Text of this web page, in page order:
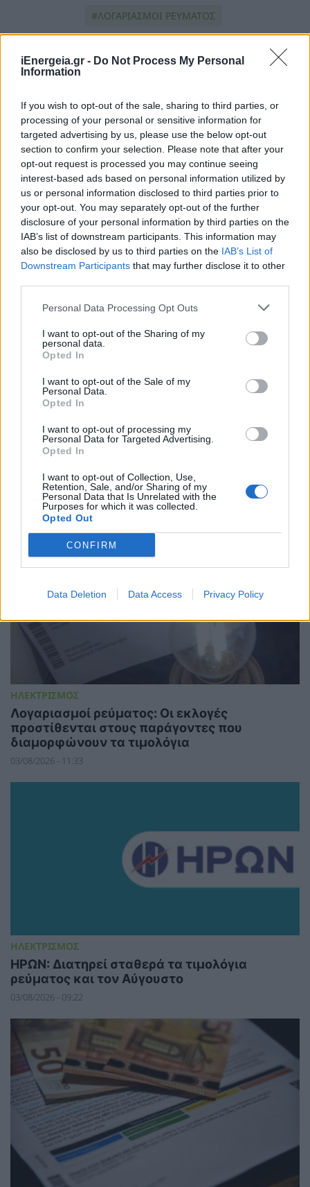
iEnergeia.gr - Do Not Process My Personal
Information
If you wish to opt-out of the sale, sharing to third parties, or
processing of your personal or sensitive information for
targeted advertising by us, please use the below opt-out
section to confirm your selection. Please note that after your
opt-out request is processed you may continue seeing
interest-based ads based on personal information utilized by
us or personal information disclosed to third parties prior to
your opt-out. You may separately opt-out of the further
disclosure of your personal information by third parties on the
IAB’s list of downstream participants. This information may
also be disclosed by us to third parties on the IAB’s List of
Downstream Participants that may further disclose it to other
Personal Data Processing Opt Outs
I want to opt-out of the Sharing of my
personal data.
Opted In
I want to opt-out of the Sale of my
Personal Data.
Opted In
I want to opt-out of processing my
Personal Data for Targeted Advertising.
Opted In
I want to opt-out of Collection, Use,
Retention, Sale, and/or Sharing of my
Personal Data that Is Unrelated with the
Purposes for which it was collected.
Opted Out
CONFIRM
Data Deletion Data Access Privacy Policy
ΛΟΓΑΡΙΑΣΜΟΙ ΡΕΥΜΑΤΟΣ
ΠΕΡΙΣΣΟΤΕΡΑ ΣΤΗΝ ΙΔΙΑ
ΚΑΤΗΓΟΡΙΑ
12 Ιανουαρίου 2024
ΔΕΔΔΗΕ: Παραμένουν στα ίδια
12 Ιανουαρίου 2024
ΣΧΕΤΙΚΑ ΑΡΘΡΑ
ΗΛΕΚΤΡΙΣΜΟΣ
Λογαριασμοί ρεύματος: Οι εκλογές
προστίθενται στους παράγοντες που
διαμορφώνουν τα τιμολόγια
03/08/2026 - 11:33
ΗΛΕΚΤΡΙΣΜΟΣ
ΗΡΩΝ: Διατηρεί σταθερά τα τιμολόγια
ρεύματος και τον Αύγουστο
03/08/2026 - 09:22